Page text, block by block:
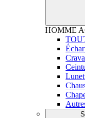
HOMME